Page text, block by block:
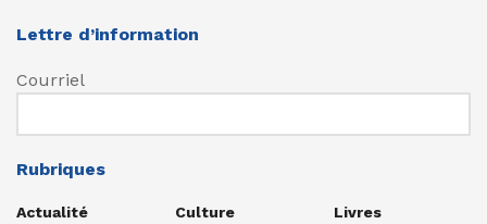
Lettre d’information
Courriel
Rubriques
Actualité
Culture
Livres